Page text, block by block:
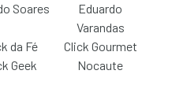
Soares
Eduardo
Varandas
da Fé
Click Gourmet
Geek Nocaute